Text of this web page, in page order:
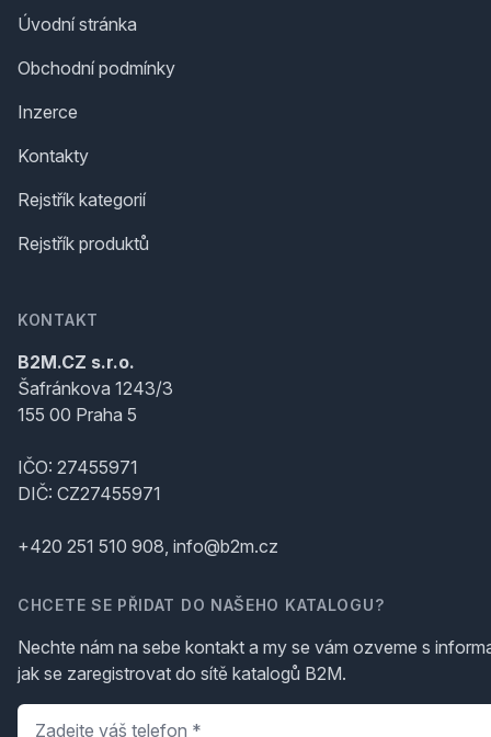
Úvodní stránka
Obchodní podmínky
Inzerce
Kontakty
Rejstřík kategorií
Rejstřík produktů
KONTAKT
B2M.CZ s.r.o.
Šafránkova 1243/3
155 00 Praha 5
IČO: 27455971
DIČ: CZ27455971
+420 251 510 908, info@b2m.cz
CHCETE SE PŘIDAT DO NAŠEHO KATALOGU?
Nechte nám na sebe kontakt a my se vám ozveme s
jak se zaregistrovat do sítě katalogů B2M.
Telefon